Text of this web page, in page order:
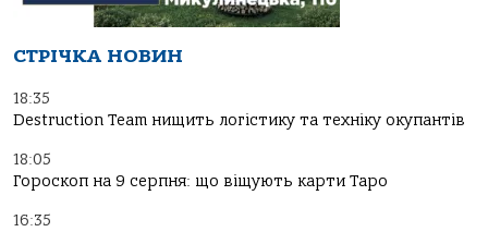
СТРІЧКА НОВИН
18:35
Destruction Team нищить логістику та техніку окупантів
18:05
Гороскоп на 9 серпня: що віщують карти Таро
16:35